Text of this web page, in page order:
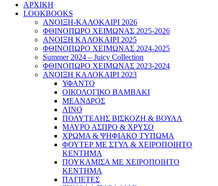
ΑΡΧΙΚΗ
LOOKBOOKS
ΑΝΟΙΞΗ-ΚΑΛΟΚΑΙΡΙ 2026
ΦΘΙΝΟΠΩΡΟ ΧΕΙΜΩΝΑΣ 2025-2026
ΑΝΟΙΞΗ ΚΑΛΟΚΑΙΡΙ 2025
ΦΘΙΝΟΠΩΡΟ ΧΕΙΜΩΝΑΣ 2024-2025
Summer 2024 – Juicy Collection
ΦΘΙΝΟΠΩΡΟ ΧΕΙΜΩΝΑΣ 2023-2024
ΑΝΟΙΞΗ ΚΑΛΟΚΑΙΡΙ 2023
ΥΦΑΝΤΟ
ΟΙΚΟΛΟΓΙΚΟ ΒΑΜΒΑΚΙ
ΜΕΑΝΔΡΟΣ
ΛΙΝΟ
ΠΟΛΥΤΕΛΗΣ ΒΙΣΚΟΖΗ & ΒΟΥΑΛ
ΜΑΥΡΟ ΑΣΠΡΟ & ΧΡΥΣΟ
ΧΡΩΜΑ & ΨΗΦΙΑΚΟ ΤΥΠΩΜΑ
ΦΟΥΤΕΡ ΜΕ ΣΤΥΛ & ΧΕΙΡΟΠΟΙΗΤΟ
ΚΕΝΤΗΜΑ
ΠΟΥΚΑΜΙΣΑ ΜΕ ΧΕΙΡΟΠΟΙΗΤΟ
ΚΕΝΤΗΜΑ
ΠΑΓΙΕΤΕΣ